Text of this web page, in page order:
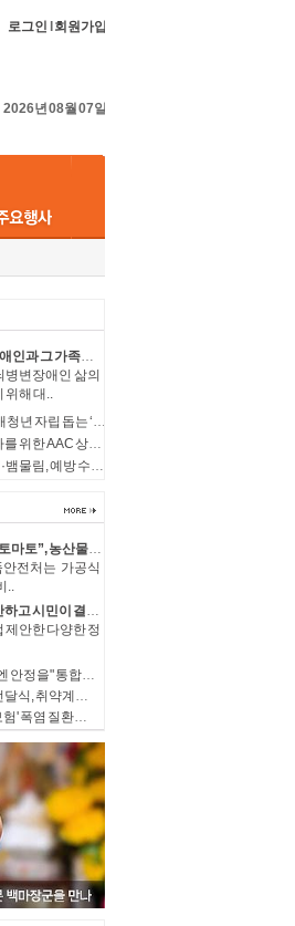
로그인 회원가입
2026년 08월 07일
``뇌병변장애인과 그 가족들의 보다 나은 삶을 위해``…서울시, 다양한 복지서비스 지원
병변장애인 삶의
위해 대..
경기도, 31일까지 중증장애청년 자립 돕는 ‘누림통장’ 모집
누림센터, 발달장애 근로자를 위한 AAC 상징물 ‘나의 일터 누림’ 개발
7∼9월에 급증하는 벌쏘임·뱀물림, 예방 수칙 준수 필요
“스테비아 토마토”, 농산물이 아닌 가공식품입니다
전처는 가공식
..
시민이 제안하고 시민이 결정하는 2027년 시민참여예산 온라인 투표 실시
제안한 다양한 정
"청년엔 기회를, 중고령층엔 안정을" 통합위, 「세대상생 일자리 특별위원회」 출범
서울시-애경산업㈜ 기부전달식, 취약계층에 53억 원 상당 생활용품 나눈다
충북도민 '자연재난 상해보험' 폭염 질환도 보장